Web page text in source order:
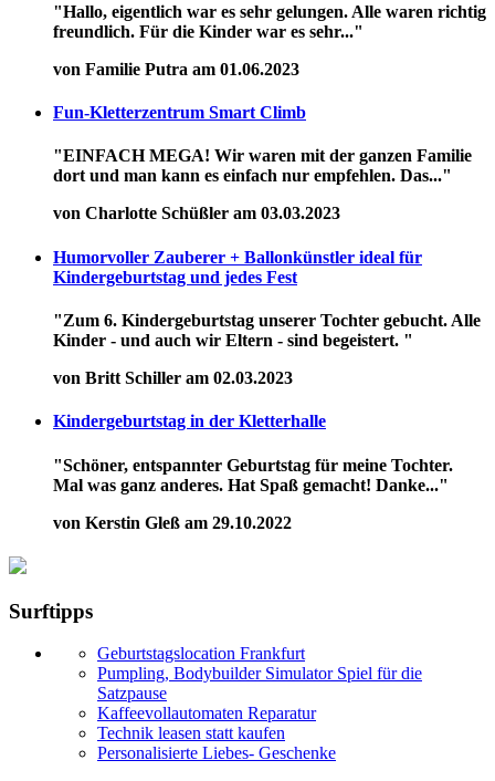
"Hallo, eigentlich war es sehr gelungen. Alle waren richtig
freundlich. Für die Kinder war es sehr..."
von Familie Putra am 01.06.2023
Fun-Kletterzentrum Smart Climb
"EINFACH MEGA! Wir waren mit der ganzen Familie
dort und man kann es einfach nur empfehlen. Das..."
von Charlotte Schüßler am 03.03.2023
Humorvoller Zauberer + Ballonkünstler ideal für
Kindergeburtstag und jedes Fest
"Zum 6. Kindergeburtstag unserer Tochter gebucht. Alle
Kinder - und auch wir Eltern - sind begeistert. "
von Britt Schiller am 02.03.2023
Kindergeburtstag in der Kletterhalle
"Schöner, entspannter Geburtstag für meine Tochter.
Mal was ganz anderes. Hat Spaß gemacht! Danke..."
von Kerstin Gleß am 29.10.2022
Surftipps
Geburtstagslocation Frankfurt
Pumpling, Bodybuilder Simulator Spiel für die
Satzpause
Kaffeevollautomaten Reparatur
Technik leasen statt kaufen
Personalisierte Liebes- Geschenke